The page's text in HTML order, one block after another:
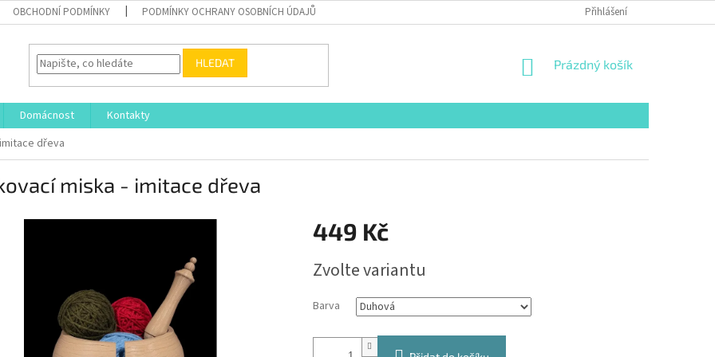
OBCHODNÍ PODMÍNKY PODMÍNKY OCHRANY OSOBNÍCH ÚDAJŮ Přihlášení
HLEDAT
NÁKUPNÍ
Prázdný košík
Domácnost
Kontakty
dřeva
miska - imitace dřeva
449 Kč
cena:
Zvolte variantu
Barva